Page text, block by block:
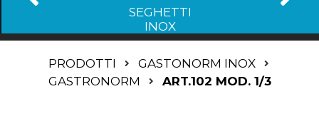
SEGHETTI
INOX
PRODOTTI
GASTONORM INOX
GASTRONORM
ART.102 MOD. 1/3